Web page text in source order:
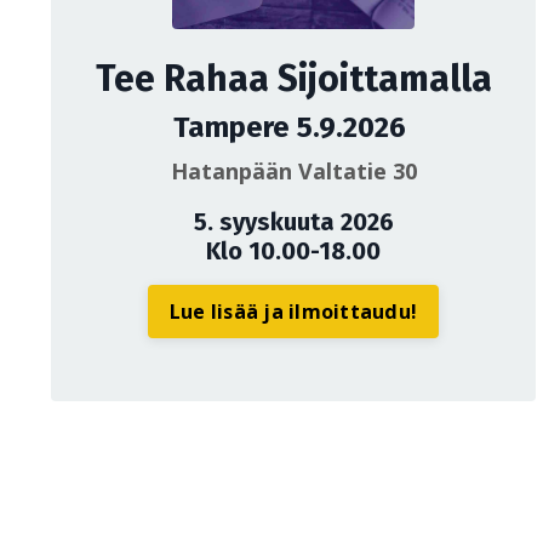
Tee Rahaa Sijoittamalla
Tampere 5.9.2026
Hatanpään Valtatie 30
5. syyskuuta 2026
Klo 10.00-18.00
Lue lisää ja ilmoittaudu!